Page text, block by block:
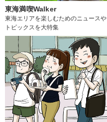
東海満喫Walker
東海エリアを楽しむためのニュースや
トピックスを大特集